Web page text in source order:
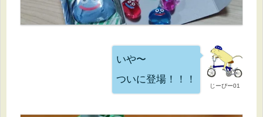
じーぴー01
いや〜
ついに登場！！！